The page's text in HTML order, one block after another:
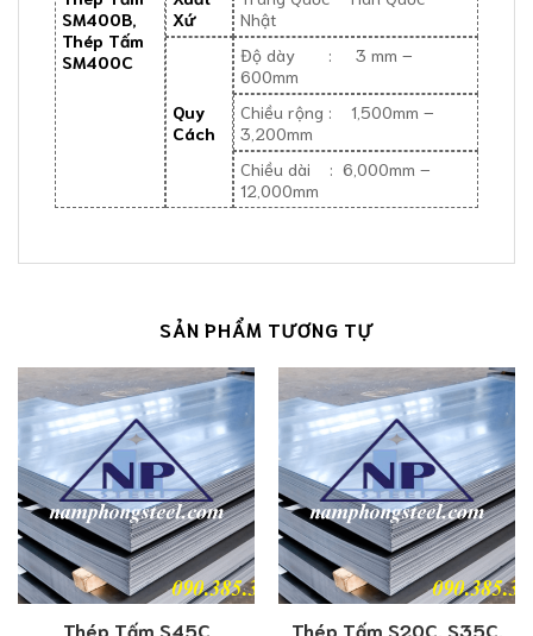
SM400B,
Thép Tấm
SM400C
Xứ
Nhật
Quy
Cách
Độ dày : 3 mm –
600mm
Chiều rộng : 1,500mm –
3,200mm
Chiều dài : 6,000mm –
12,000mm
SẢN PHẨM TƯƠNG TỰ
Thép Tấm S45C
Thép Tấm S20C, S35C,